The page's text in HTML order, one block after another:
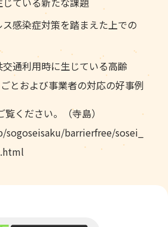
感染症対策を踏まえた上での
通利用時に生じている高齢
とおよび事業者の対応の好事例
ください。（寺島）
barrierfree/sosei_